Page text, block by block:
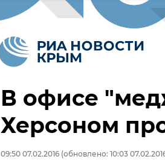
В офисе
Херсоном
09:50 07.02.2016 (обновлено: 10:03